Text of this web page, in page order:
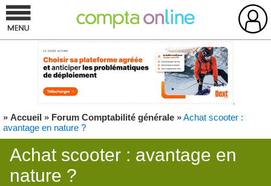
» Accueil » Forum Comptabilité générale »Achat scooter :
avantage en nature ?
Achat scooter : avantage en
nature ?